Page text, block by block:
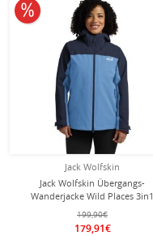
Jack Wolfskin
Jack Wolfskin Übergangs-
Wanderjacke Wild Places 3in1
(wasserdicht, winddicht)
blau/navyblau Damen
199,90€
179,91€
10% reduziert